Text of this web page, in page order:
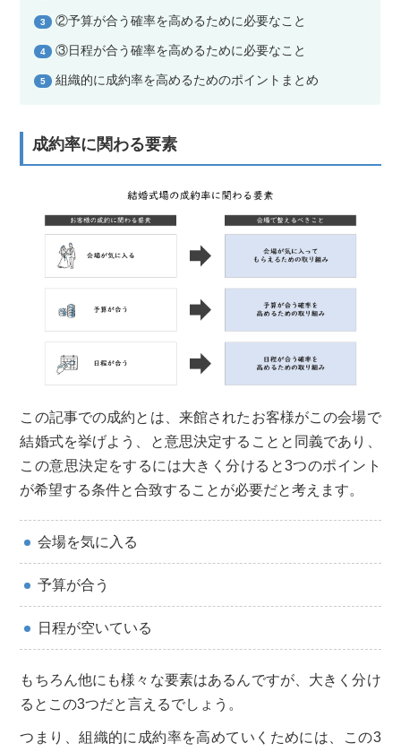
3 ②予算が合う確率を高めるために必要なこと
4 ③日程が合う確率を高めるために必要なこと
5 組織的に成約率を高めるためのポイントまとめ
成約率に関わる要素
この記事での成約とは、来館されたお客様がこの会場で
結婚式を挙げよう、と意思決定することと同義であり、
この意思決定をするには大きく分けると3つのポイント
が希望する条件と合致することが必要だと考えます。
会場を気に入る
予算が合う
日程が空いている
もちろん他にも様々な要素はあるんですが、大きく分け
るとこの3つだと言えるでしょう。
つまり、組織的に成約率を高めていくためには、この3